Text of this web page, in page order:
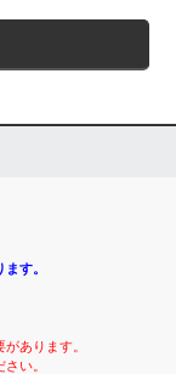
す。
あります。
さい。